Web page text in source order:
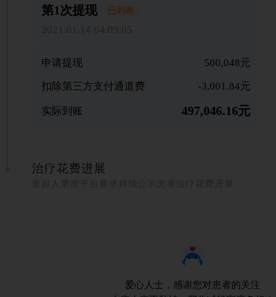
第1次提现 已到账
申请提现 500,048元
扣除第三方支付通道费 -3,001.84元
实际到账 497,046.16元
治疗花费进展
爱心人士，感谢您对患者的关注